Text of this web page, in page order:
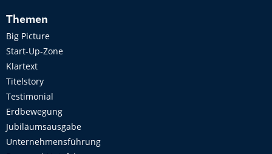
Themen
Big Picture
Start-Up-Zone
Klartext
Titelstory
Testimonial
Erdbewegung
Jubiläumsausgabe
Unternehmensführung